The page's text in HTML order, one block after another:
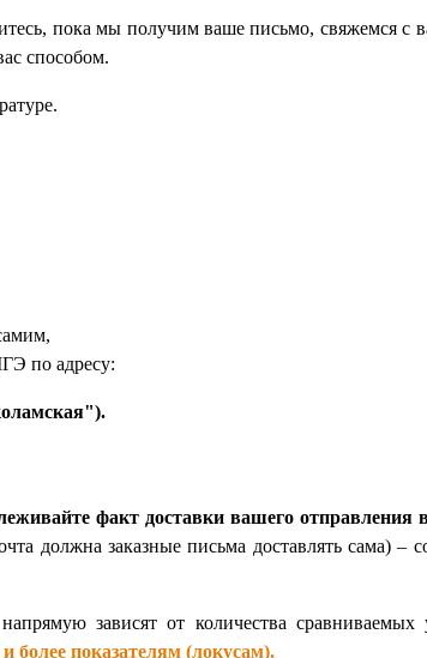
пока мы получим ваше письмо, свяжемся с
способом.
по адресу:
факт доставки вашего отправления
должна заказные письма доставлять сама) –
зависят от количества
более показателям (локусам).